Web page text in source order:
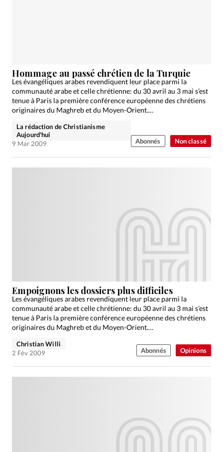
Non classé
Hommage au passé chrétien de la Turquie
Les évangéliques arabes revendiquent leur place parmi la
communauté arabe et celle chrétienne: du 30 avril au 3 mai s’est
tenue à Paris la première conférence européenne des chrétiens
originaires du Maghreb et du Moyen-Orient.…
La rédaction de Christianisme
Aujourd'hui
9 Mar 2009
Abonnés
Opinions
Empoignons les dossiers plus difficiles
Les évangéliques arabes revendiquent leur place parmi la
communauté arabe et celle chrétienne: du 30 avril au 3 mai s’est
tenue à Paris la première conférence européenne des chrétiens
originaires du Maghreb et du Moyen-Orient.…
Christian Willi
2 Fév 2009
Abonnés